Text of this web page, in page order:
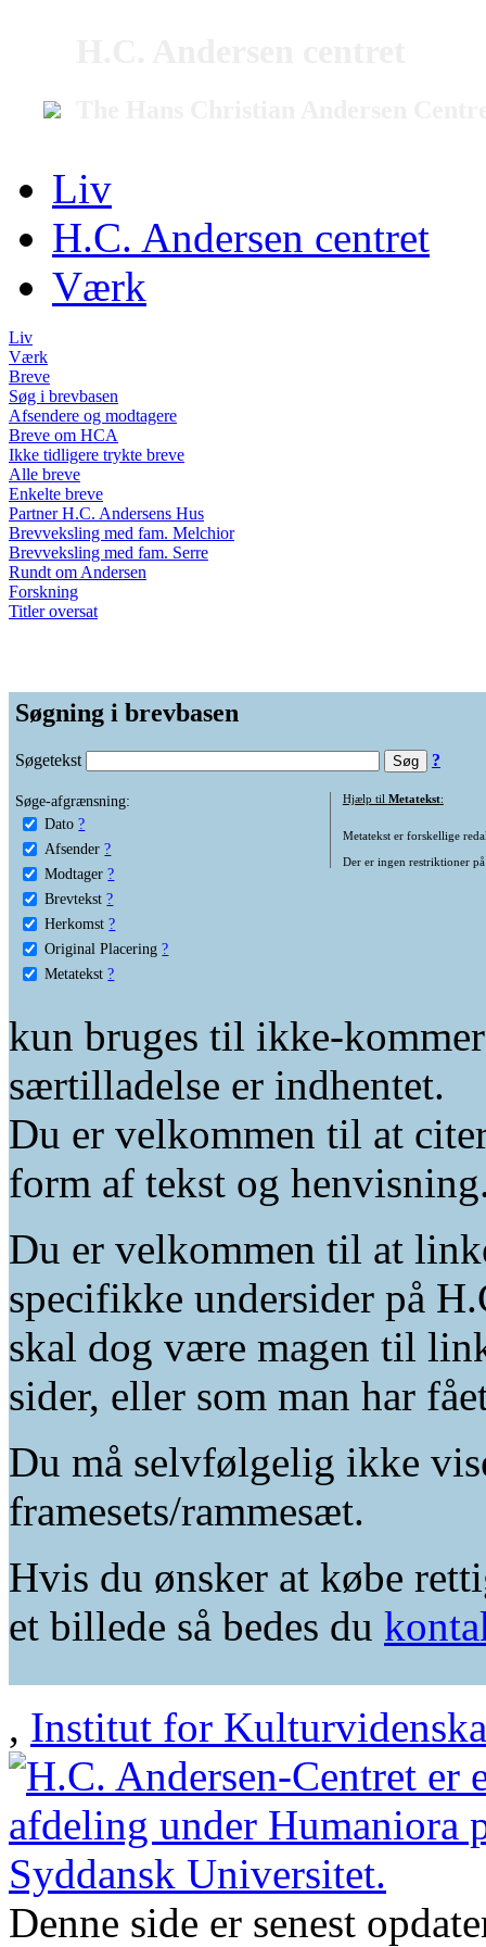
Liv
H.C. Andersen centret
Værk
Liv
Værk
Breve
Søg i brevbasen
Afsendere og modtagere
Breve om HCA
Ikke tidligere trykte breve
Alle breve
Enkelte breve
Partner H.C. Andersens Hus
Brevveksling med fam. Melchior
Brevveksling med fam. Serre
Rundt om Andersen
Forskning
Titler oversat
Søgning i brevbasen
Søgetekst ?
Søge-afgrænsning:
Dato ?
Afsender ?
Modtager ?
Brevtekst ?
Herkomst ?
Original Placering ?
Metatekst ?
Hjælp til Metatekst:
Metatekst er forskellige
Der er ingen restriktioner
kun bruges til ikke-
særtilladelse er indhentet.
Du er velkommen til at
form af tekst og
Du er velkommen til at
specifikke undersider på
skal dog være magen til
sider, eller som man har
Du må selvfølgelig ikke
framesets/rammesæt.
Hvis du ønsker at købe
et billede så bedes du
, Institut for
Denne side er senest